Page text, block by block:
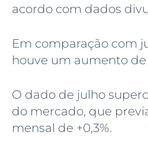
acordo com dados
Em comparação com
houve um aumento de
O dado de julho
do mercado, que
mensal de +0,3%.